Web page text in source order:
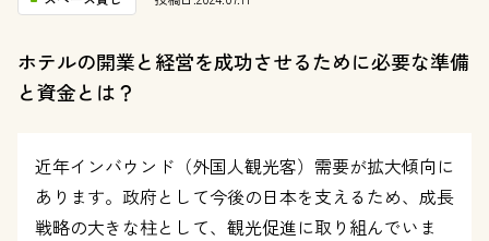
ホテルの開業と経営を成功させるために必要な準備
と資金とは？
近年インバウンド（外国人観光客）需要が拡大傾向に
あります。政府として今後の日本を支えるため、成長
戦略の大きな柱として、観光促進に取り組んでいま